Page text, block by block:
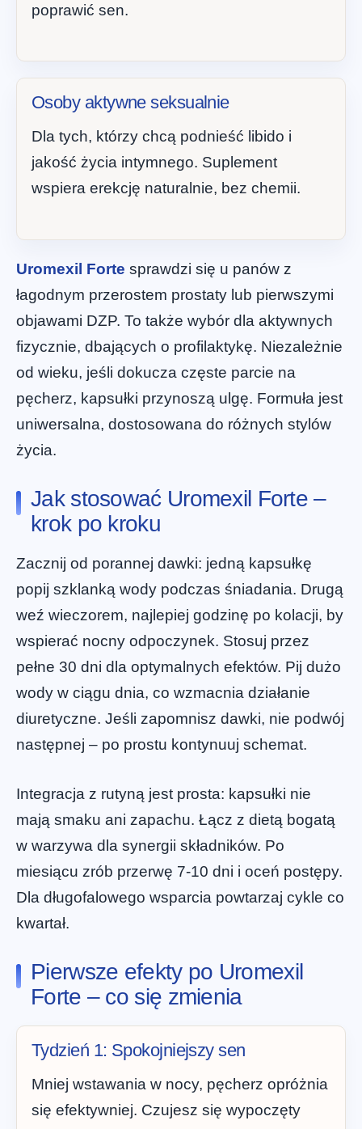
poprawić sen.
Osoby aktywne seksualnie
Dla tych, którzy chcą podnieść libido i
jakość życia intymnego. Suplement
wspiera erekcję naturalnie, bez chemii.
Uromexil Forte sprawdzi się u panów z
łagodnym przerostem prostaty lub pierwszymi
objawami DZP. To także wybór dla aktywnych
fizycznie, dbających o profilaktykę. Niezależnie
od wieku, jeśli dokucza częste parcie na
pęcherz, kapsułki przynoszą ulgę. Formuła jest
uniwersalna, dostosowana do różnych stylów
życia.
Jak stosować Uromexil Forte –
krok po kroku
Zacznij od porannej dawki: jedną kapsułkę
popij szklanką wody podczas śniadania. Drugą
weź wieczorem, najlepiej godzinę po kolacji, by
wspierać nocny odpoczynek. Stosuj przez
pełne 30 dni dla optymalnych efektów. Pij dużo
wody w ciągu dnia, co wzmacnia działanie
diuretyczne. Jeśli zapomnisz dawki, nie podwój
następnej – po prostu kontynuuj schemat.
Integracja z rutyną jest prosta: kapsułki nie
mają smaku ani zapachu. Łącz z dietą bogatą
w warzywa dla synergii składników. Po
miesiącu zrób przerwę 7-10 dni i oceń postępy.
Dla długofalowego wsparcia powtarzaj cykle co
kwartał.
Pierwsze efekty po Uromexil
Forte – co się zmienia
Tydzień 1: Spokojniejszy sen
Mniej wstawania w nocy, pęcherz opróżnia
się efektywniej. Czujesz się wypoczęty